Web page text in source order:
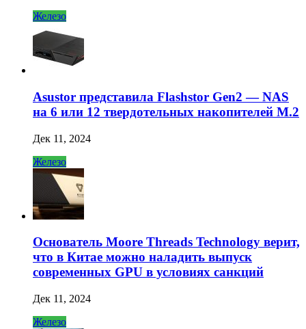
Железо
Asustor представила Flashstor Gen2 — NAS
на 6 или 12 твердотельных накопителей M.2
Дек 11, 2024
Железо
Основатель Moore Threads Technology верит,
что в Китае можно наладить выпуск
современных GPU в условиях санкций
Дек 11, 2024
Железо